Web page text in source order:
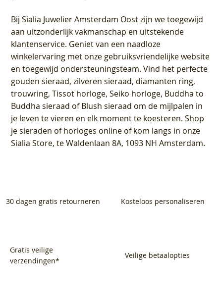
BijSialia Juwelier Amsterdam Oostzijn we toegewijd
aan uitzonderlijk vakmanschap en uitstekende
klantenservice. Geniet van een naadloze
winkelervaring met onze gebruiksvriendelijke website
en toegewijd ondersteuningsteam. Vind het perfecte
gouden sieraad, zilveren sieraad, diamanten ring,
trouwring, Tissot horloge, Seiko horloge, Buddha to
Buddha sieraad of Blush sieraad om de mijlpalen in
je leven te vieren en elk moment te koesteren. Shop
je sieraden of horloges online of kom langs in onze
Sialia Store, te Waldenlaan 8A, 1093 NH Amsterdam.
30 dagen gratis retourneren Kosteloos personaliseren
Gratis veilige
verzendingen*
Veilige betaalopties